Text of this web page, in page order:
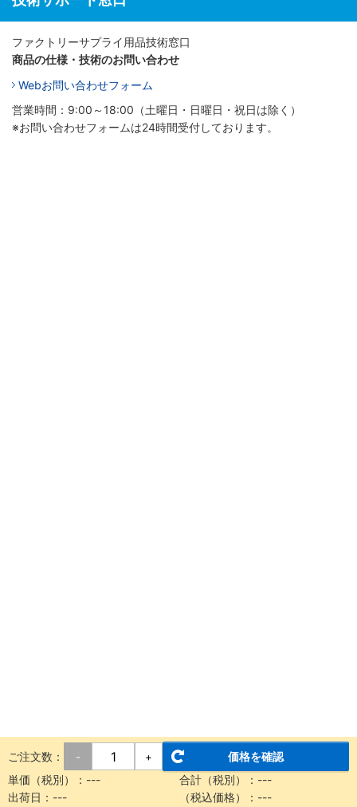
ファクトリーサプライ用品技術窓口
商品の仕様・技術のお問い合わせ
Webお問い合わせフォーム
営業時間：9:00～18:00（土曜日・日曜日・祝日は除く）
※お問い合わせフォームは24時間受付しております。
ご注文数： - +
価格を確認
単価（税別）：---
合計（税別）：---
出荷日：---
（税込価格）：---